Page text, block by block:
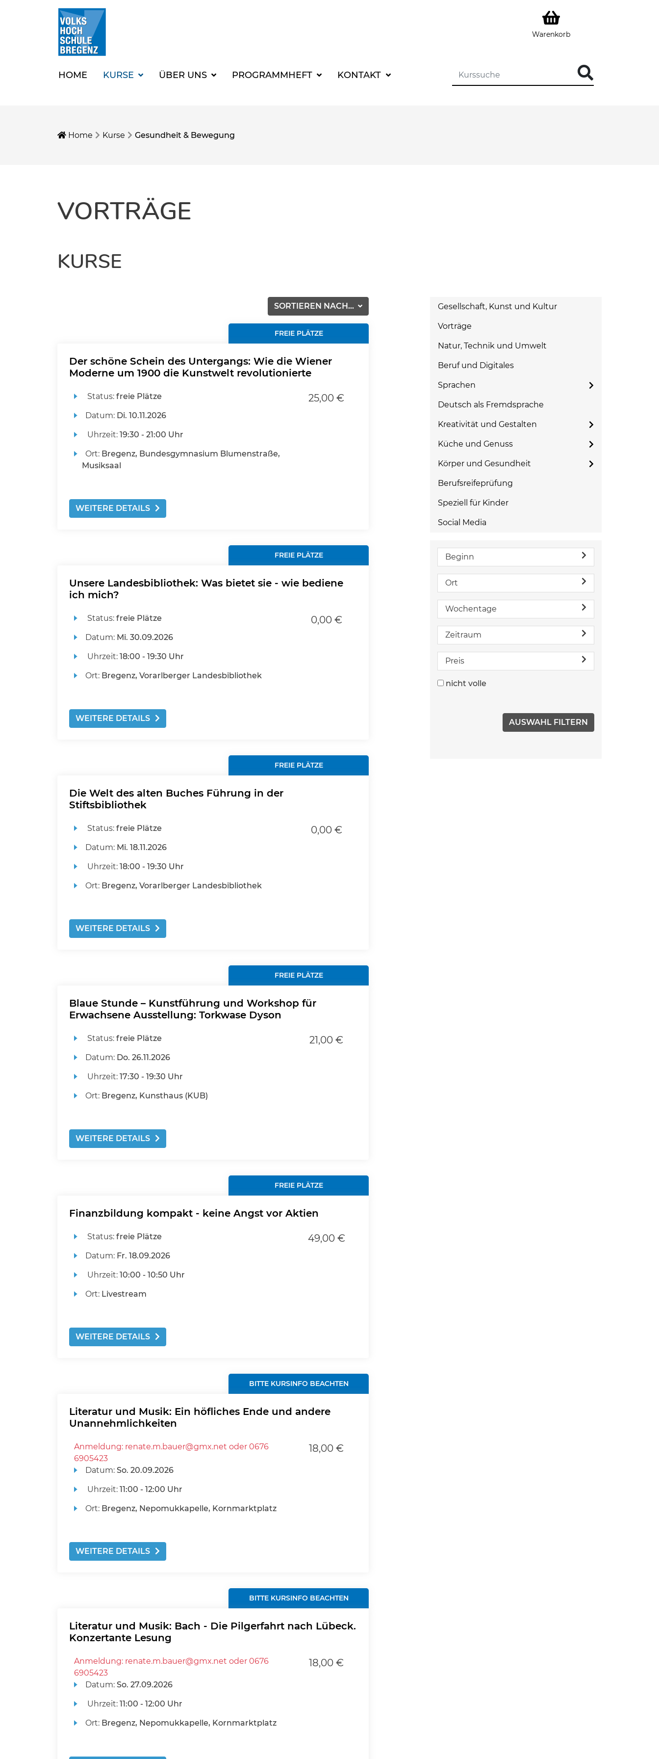
Warenkorb
HOME KURSE ÜBER UNS PROGRAMMHEFT KONTAKT
Home Kurse Gesundheit & Bewegung
VORTRÄGE
KURSE
SORTIEREN NACH...
FREIE PLÄTZE
Der schöne Schein des Untergangs: Wie die Wiener
Moderne um 1900 die Kunstwelt revolutionierte
Status: freie Plätze
Datum: Di. 10.11.2026
Uhrzeit: 19:30 - 21:00 Uhr
Ort: Bregenz, Bundesgymnasium Blumenstraße,
Musiksaal
25,00 €
WEITERE DETAILS
FREIE PLÄTZE
Unsere Landesbibliothek: Was bietet sie - wie bediene
ich mich?
Status: freie Plätze
Datum: Mi. 30.09.2026
Uhrzeit: 18:00 - 19:30 Uhr
Ort: Bregenz, Vorarlberger Landesbibliothek
0,00 €
WEITERE DETAILS
FREIE PLÄTZE
Die Welt des alten Buches Führung in der
Stiftsbibliothek
Status: freie Plätze
Datum: Mi. 18.11.2026
Uhrzeit: 18:00 - 19:30 Uhr
Ort: Bregenz, Vorarlberger Landesbibliothek
0,00 €
WEITERE DETAILS
FREIE PLÄTZE
Blaue Stunde – Kunstführung und Workshop für
Erwachsene Ausstellung: Torkwase Dyson
Status: freie Plätze
Datum: Do. 26.11.2026
Uhrzeit: 17:30 - 19:30 Uhr
Ort: Bregenz, Kunsthaus (KUB)
21,00 €
WEITERE DETAILS
FREIE PLÄTZE
Finanzbildung kompakt - keine Angst vor Aktien
Status: freie Plätze
Datum: Fr. 18.09.2026
Uhrzeit: 10:00 - 10:50 Uhr
Ort: Livestream
49,00 €
WEITERE DETAILS
BITTE KURSINFO BEACHTEN
Literatur und Musik: Ein höfliches Ende und andere
Unannehmlichkeiten
Anmeldung: renate.m.bauer@gmx.net oder 0676
6905423
Datum: So. 20.09.2026
Uhrzeit: 11:00 - 12:00 Uhr
Ort: Bregenz, Nepomukkapelle, Kornmarktplatz
18,00 €
WEITERE DETAILS
BITTE KURSINFO BEACHTEN
Literatur und Musik: Bach - Die Pilgerfahrt nach Lübeck.
Konzertante Lesung
Anmeldung: renate.m.bauer@gmx.net oder 0676
6905423
Datum: So. 27.09.2026
Uhrzeit: 11:00 - 12:00 Uhr
Ort: Bregenz, Nepomukkapelle, Kornmarktplatz
18,00 €
Gesellschaft, Kunst und Kultur
Vorträge
Natur, Technik und Umwelt
Beruf und Digitales
Sprachen
Deutsch als Fremdsprache
Kreativität und Gestalten
Küche und Genuss
Körper und Gesundheit
Berufsreifeprüfung
Speziell für Kinder
Social Media
Beginn
Ort
Wochentage
Zeitraum
Preis
nicht volle